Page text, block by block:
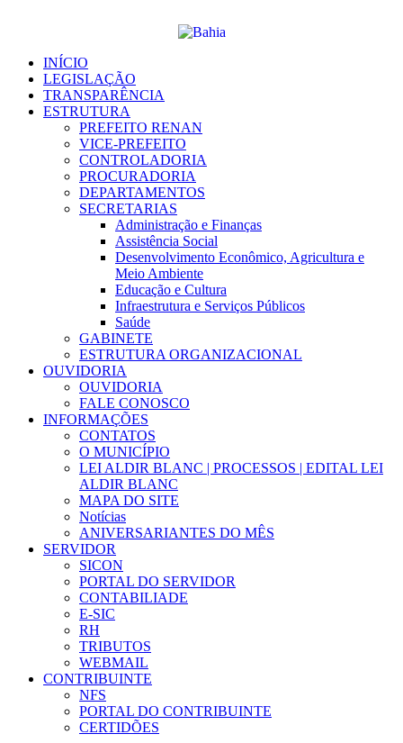
conteúdoINÍCIO
LEGISLAÇÃO
TRANSPARÊNCIA
ESTRUTURA
PREFEITO RENAN
VICE-PREFEITO
CONTROLADORIA
PROCURADORIA
DEPARTAMENTOS
SECRETARIAS
Administração e Finanças
Assistência Social
Desenvolvimento Econômico, Agricultura e
Meio Ambiente
Educação e Cultura
Infraestrutura e Serviços Públicos
Saúde
GABINETE
ESTRUTURA ORGANIZACIONAL
OUVIDORIA
OUVIDORIA
FALE CONOSCO
INFORMAÇÕES
CONTATOS
O MUNICÍPIO
LEI ALDIR BLANC | PROCESSOS | EDITAL LEI
ALDIR BLANC
MAPA DO SITE
Notícias
ANIVERSARIANTES DO MÊS
SERVIDOR
SICON
PORTAL DO SERVIDOR
CONTABILIADE
E-SIC
RH
TRIBUTOS
WEBMAIL
CONTRIBUINTE
NFS
PORTAL DO CONTRIBUINTE
CERTIDÕES